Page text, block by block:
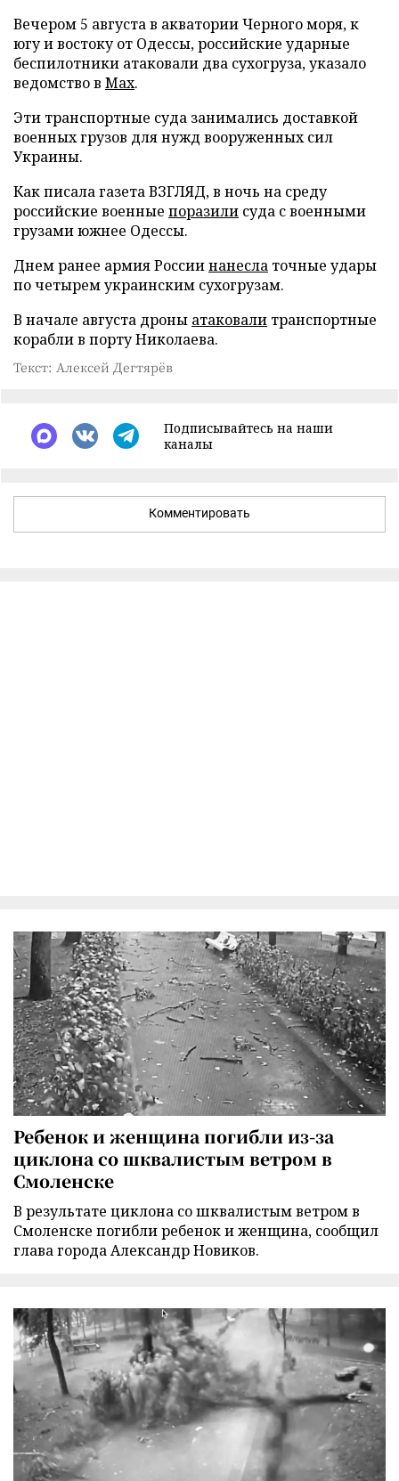
Вечером 5 августа в акватории Черного моря, к
югу и востоку от Одессы, российские ударные
беспилотники атаковали два сухогруза, указало
ведомство в Max.
Эти транспортные суда занимались доставкой
военных грузов для нужд вооруженных сил
Украины.
Как писала газета ВЗГЛЯД, в ночь на среду
российские военные поразили суда с военными
грузами южнее Одессы.
Днем ранее армия Россиинанесла точные удары
по четырем украинским сухогрузам.
В начале августа дроны атаковали транспортные
корабли в порту Николаева.
Текст: Алексей Дегтярёв
Подписывайтесь на наши
каналы
Комментировать
Ребенок и женщина погибли из-за
циклона со шквалистым ветром в
Смоленске
В результате циклона со шквалистым ветром в
Смоленске погибли ребенок и женщина, сообщил
глава города Александр Новиков.